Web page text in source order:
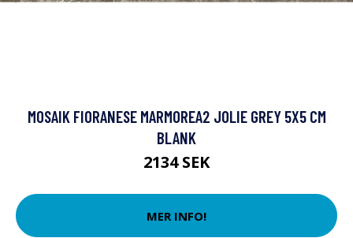
MOSAIK FIORANESE MARMOREA2 JOLIE GREY 5X5 CM
BLANK
2134 SEK
MER INFO!